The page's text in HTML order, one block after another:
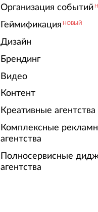
Организация событий
Геймификация НОВЫЙ
Дизайн
Брендинг
Видео
Контент
Креативные агентства
Комплексные
агентства
Полносервисные
агентства